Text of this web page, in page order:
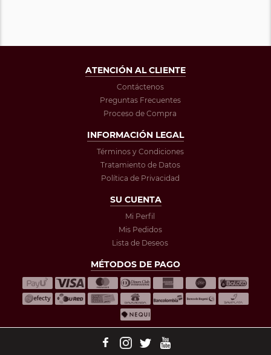
ATENCIÓN AL CLIENTE
Contáctenos
Preguntas Frecuentes
Proceso de Compra
INFORMACIÓN LEGAL
Términos y Condiciones
Tratamiento de Datos
Política de Privacidad
SU CUENTA
Mi Perfil
Mis Pedidos
Lista de Deseos
MÉTODOS DE PAGO